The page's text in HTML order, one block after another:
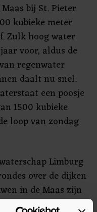
bij St. Pieter
kubieke meter
Zulk hoog water
voor, aldus de
regenwater
daalt nu snel.
een poosje
1500 kubieke
loop van zondag
Limburg
over de dijken
in de Maas zijn
snel door te laten